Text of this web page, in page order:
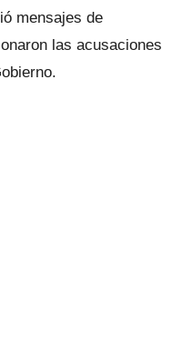
mensajes de
las acusaciones